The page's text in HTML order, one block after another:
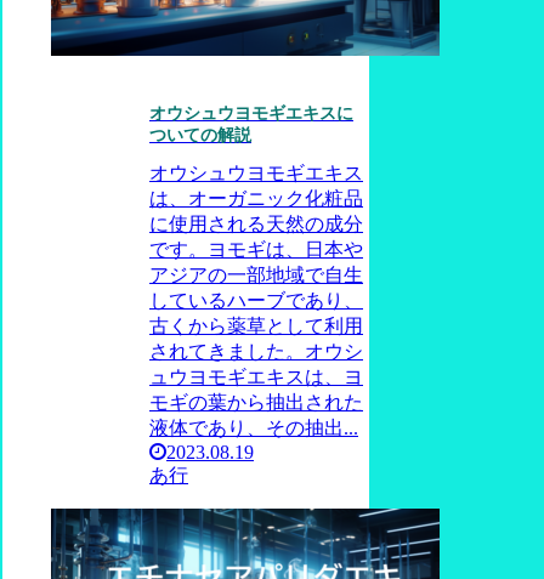
オウシュウヨモギエキスに
ついての解説
オウシュウヨモギエキス
は、オーガニック化粧品
に使用される天然の成分
です。ヨモギは、日本や
アジアの一部地域で自生
しているハーブであり、
古くから薬草として利用
されてきました。オウシ
ュウヨモギエキスは、ヨ
モギの葉から抽出された
液体であり、その抽出...
2023.08.19
あ行